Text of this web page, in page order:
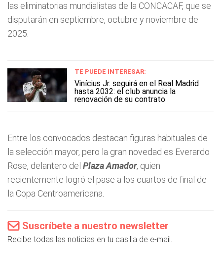
las eliminatorias mundialistas de la CONCACAF, que se
disputarán en septiembre, octubre y noviembre de
2025.
TE PUEDE INTERESAR:
Vinícius Jr. seguirá en el Real Madrid
hasta 2032: el club anuncia la
renovación de su contrato
Entre los convocados destacan figuras habituales de
la selección mayor, pero la gran novedad es Everardo
Rose, delantero del Plaza Amador, quien
recientemente logró el pase a los cuartos de final de
la Copa Centroamericana.
Suscríbete a nuestro newsletter
Recibe todas las noticias en tu casilla de e-mail.